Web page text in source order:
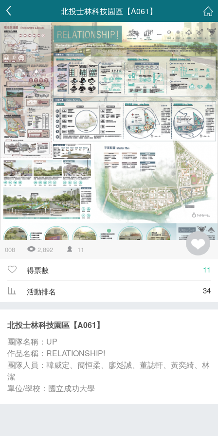
北投士林科技園區【A061】
008 2,892 11
得票數 11
活動排名 34
北投士林科技園區【A061】
團隊名稱：UP
作品名稱：RELATIONSHIP!
團隊人員：韓威定、簡恒柔、廖彣誠、董誌軒、黃奕綺、林
潔
單位/學校：國立成功大學